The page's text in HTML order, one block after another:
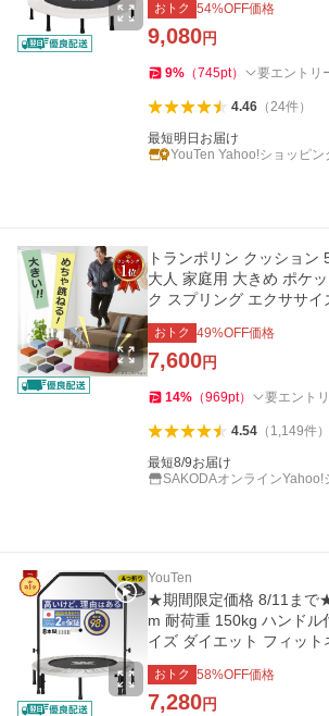
おトク 54%OFF価格
9,080円
9% （745pt） 要エントリ
4.46（24件）
最短明日お届け
YouTen Yahoo!ショッピン
トランポリン クッション
大人 家庭用 大きめ ポケ
ク スプリング エクササイ
プレゼント
おトク 49%OFF価格
7,600円
14% （969pt） 要エント
4.54（ 1,149件）
最短8/9お届け
SAKODAオンラインYahoo!
YouTen
★期間限定価格 8/11まで
m 耐荷重 150kg ハンドル
イズ ダイエット フィット
おトク 58%OFF価格
7,280円